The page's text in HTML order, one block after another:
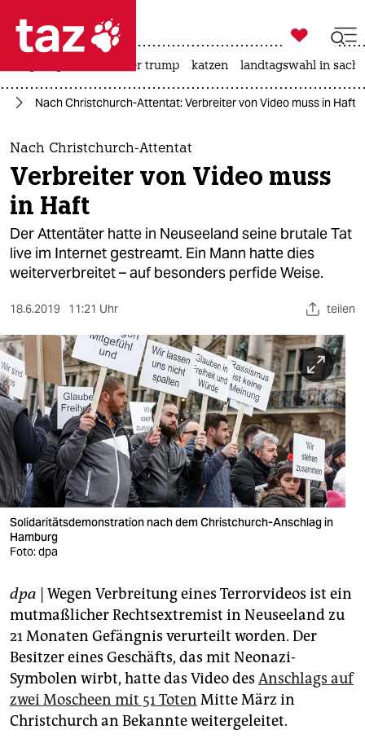
 taz zahl ich
taz zahl ich
themen
politik
öko
gesellschaft
sport
berlin
nord
wahrheit
verlag
verlag
veranstaltungen
fragen & hilfe
unterstützen
abo
genossenschaft

taz zahl ich
usa unter trump katzen landtagswahl in
Nach Christchurch-Attentat: Verbreiter von Video muss in Haft
Nach Christchurch-Attentat
Verbreiter von Video muss
in Haft
Der Attentäter hatte in Neuseeland seine brutale Tat
live im Internet gestreamt. Ein Mann hatte dies
weiterverbreitet – auf besonders perfide Weise.
18.6.2019 11:21 Uhr teilen
Solidaritätsdemonstration nach dem Christchurch-Anschlag in
Hamburg
Foto: dpa
dpa | Wegen Verbreitung eines Terrorvideos ist ein
mutmaßlicher Rechtsextremist in Neuseeland zu
21 Monaten Gefängnis verurteilt worden. Der
Besitzer eines Geschäfts, das mit Neonazi-
Symbolen wirbt, hatte das Video des Anschlags auf
zwei Moscheen mit 51 Toten Mitte März in
Christchurch an Bekannte weitergeleitet.